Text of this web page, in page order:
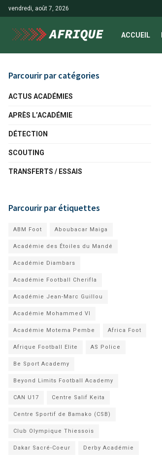
vendredi, août 7, 2026
ACCUEIL
Parcourir par catégories
ACTUS ACADÉMIES
APRÈS L’ACADÉMIE
DÉTECTION
SCOUTING
TRANSFERTS / ESSAIS
Parcourir par étiquettes
ABM Foot Aboubacar Maiga
Académie des Étoiles du Mandé
Académie Diambars
Académie Football Cherifla
Académie Jean-Marc Guillou
Académie Mohammed VI
Académie Motema Pembe Africa Foot
Afrique Football Elite AS Police
Be Sport Academy
Beyond Limits Football Academy
CAN U17 Centre Salif Keita
Centre Sportif de Bamako (CSB)
Club Olympique Thiessois
Dakar Sacré-Coeur Derby Académie